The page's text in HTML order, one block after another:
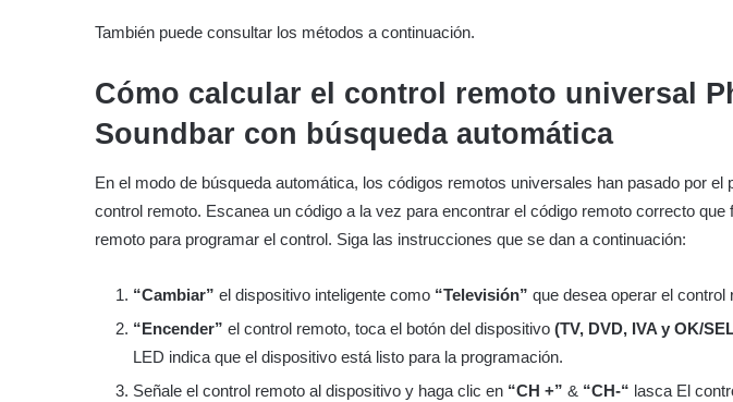
También puede consultar los métodos a continuación.
Cómo calcular el control remoto universal
Soundbar con búsqueda automática
En el modo de búsqueda automática, los códigos remotos universales han pasado por el
control remoto. Escanea un código a la vez para encontrar el código remoto correcto que
remoto para programar el control. Siga las instrucciones que se dan a continuación:
“Cambiar” el dispositivo inteligente como “Televisión” que desea operar el control
“Encender” el control remoto, toca el botón del dispositivo (TV, DVD, IVA y OK/
LED indica que el dispositivo está listo para la programación.
Señale el control remoto al dispositivo y haga clic en “CH +” & “CH-“ lasca El